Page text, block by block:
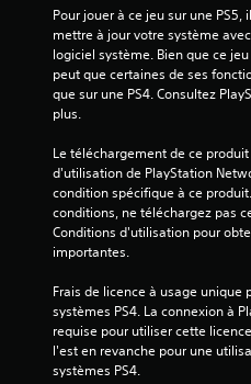
Pour jouer à ce jeu sur une
mettre à jour votre système
logiciel système. Bien que ce
peut que certaines de ses
que sur une PS4. Consultez
plus.
Le téléchargement de ce
d'utilisation de PlayStation
condition spécifique à ce
conditions, ne téléchargez pas
Conditions d'utilisation pour
importantes.
Frais de licence à usage unique
systèmes PS4. La connexion à
requise pour utiliser cette
l'est en revanche pour une
systèmes PS4.